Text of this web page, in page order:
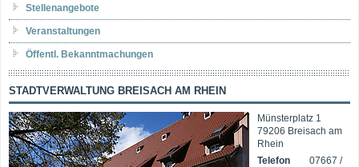
Stellenangebote
Veranstaltungen
Öffentl. Bekanntmachungen
STADTVERWALTUNG BREISACH AM RHEIN
Münsterplatz 1
79206 Breisach am
Rhein
Telefon
07667 /